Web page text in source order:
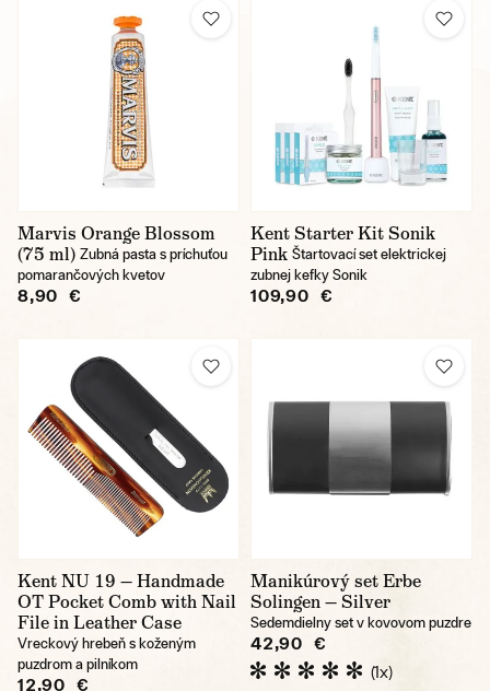
Marvis Orange Blossom
(75 ml) Zubná pasta s príchuťou
pomarančových kvetov
8,90 €
Kent Starter Kit Sonik
Pink Štartovací set elektrickej
zubnej kefky Sonik
109,90 €
Kent NU 19 — Handmade
OT Pocket Comb with Nail
File in Leather Case
Vreckový hrebeň s koženým
puzdrom a pilníkom
12,90 €
Manikúrový set Erbe
Solingen — Silver
Sedemdielny set v kovovom puzdre
42,90 €
(1x)